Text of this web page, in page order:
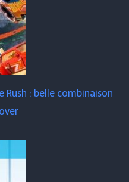
: belle combinaison